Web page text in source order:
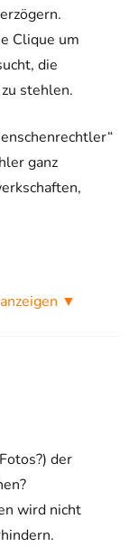
Clique um
die
stehlen.
ganz
▼
der
wird nicht